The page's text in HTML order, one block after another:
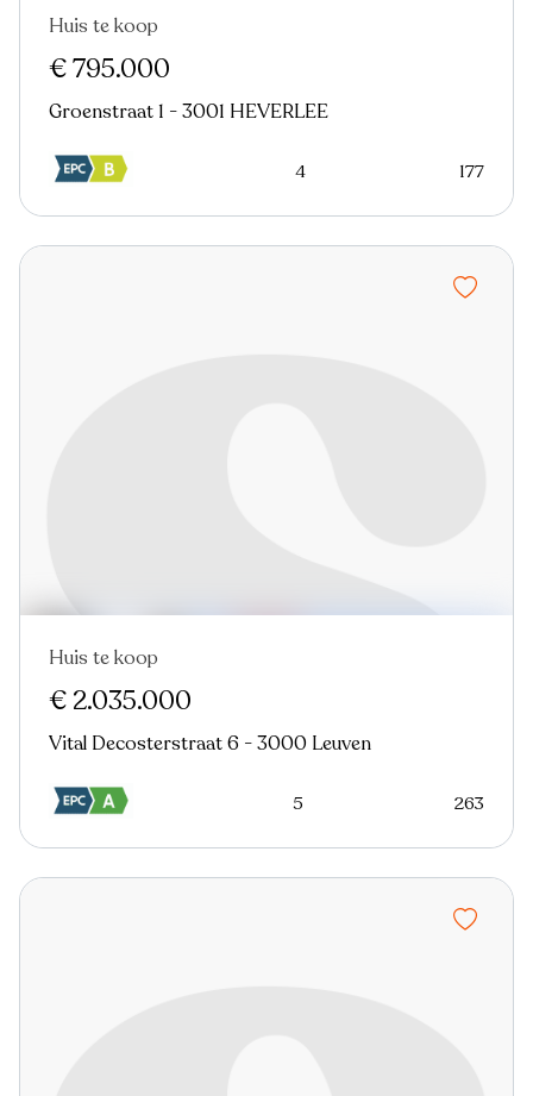
Nieuw
Huis te koop
€ 795.000
Groenstraat 1 - 3001 HEVERLEE
4 177
Nieuw
Huis te koop
€ 2.035.000
Vital Decosterstraat 6 - 3000 Leuven
5 263